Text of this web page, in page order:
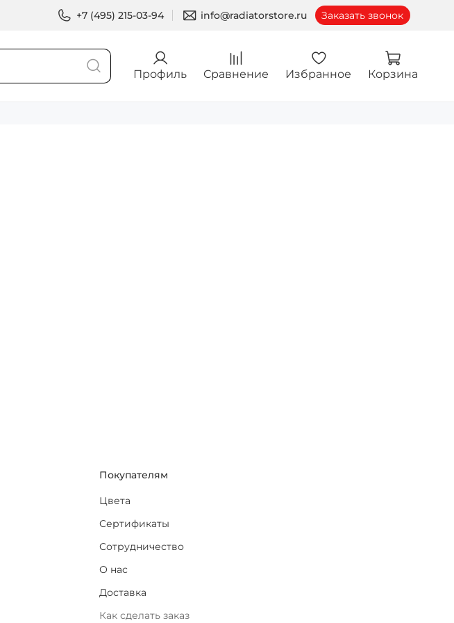
+7 (495) 215-03-94 info@radiatorstore.ru Заказать звонок
Профиль Сравнение Избранное Корзина
Покупателям
Цвета
Сертификаты
Сотрудничество
О нас
Доставка
Как сделать заказ